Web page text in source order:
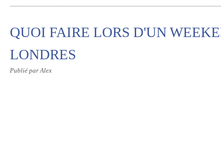
QUOI FAIRE LORS D'UN
LONDRES
Publié par Alex